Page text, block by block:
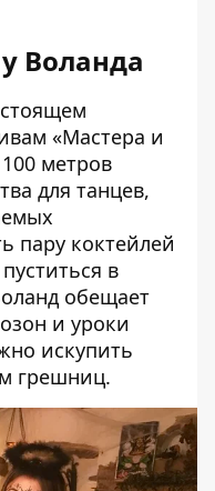
Воланда
«Мастера и
метров
для танцев,
пару коктейлей
в
обещает
и уроки
искупить
грешниц.